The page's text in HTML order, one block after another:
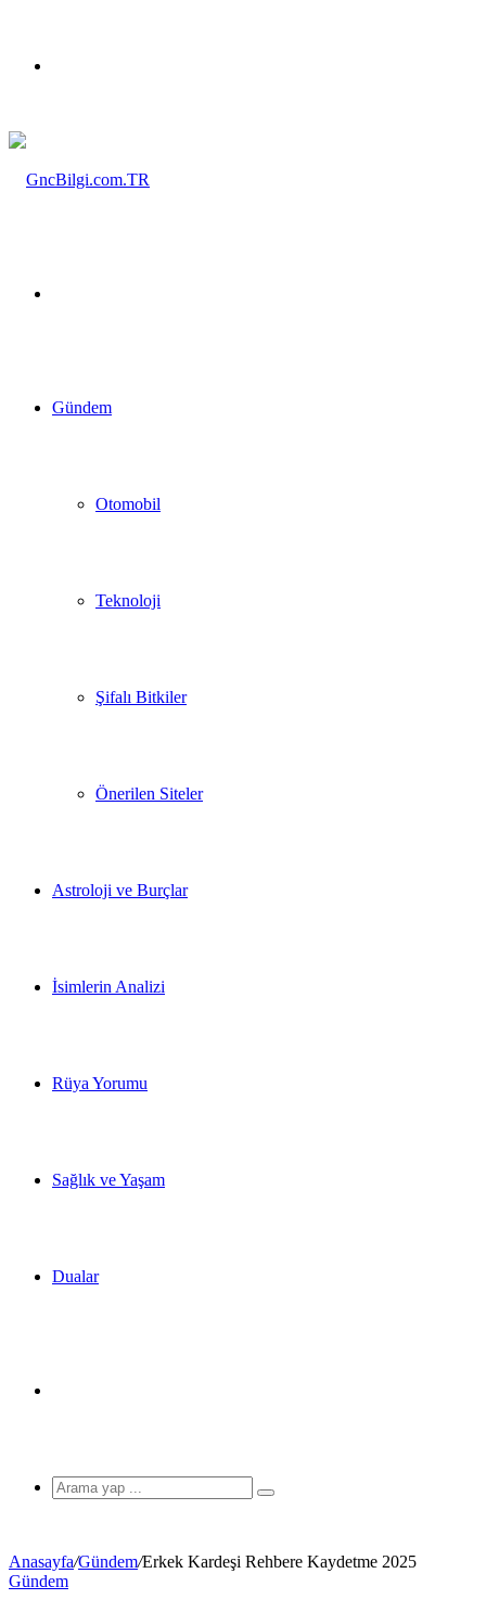
Gündem
Otomobil
Teknoloji
Şifalı Bitkiler
Önerilen Siteler
Astroloji ve Burçlar
İsimlerin Analizi
Rüya Yorumu
Sağlık ve Yaşam
Dualar
görünümü
değiştir
Arama
Anasayfa/Gündem/Erkek Kardeşi Rehbere Kaydetme 2025
Gündem